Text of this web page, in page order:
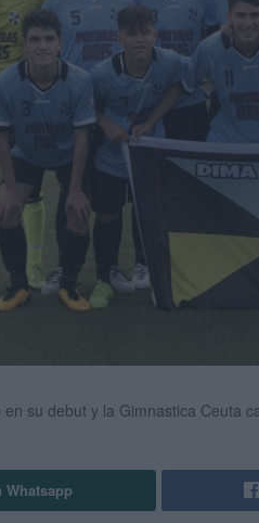
su debut y la Gimnastica Ceuta
Whatsapp